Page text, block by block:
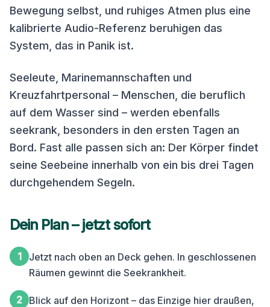
Bewegung selbst, und ruhiges Atmen plus eine
kalibrierte Audio-Referenz beruhigen das
System, das in Panik ist.
Seeleute, Marinemannschaften und
Kreuzfahrtpersonal – Menschen, die beruflich
auf dem Wasser sind – werden ebenfalls
seekrank, besonders in den ersten Tagen an
Bord. Fast alle passen sich an: Der Körper findet
seine Seebeine innerhalb von ein bis drei Tagen
durchgehendem Segeln.
Dein Plan – jetzt sofort
1
Jetzt nach oben an Deck gehen. In geschlossenen
Räumen gewinnt die Seekrankheit.
2 Blick auf den Horizont – das Einzige hier draußen,